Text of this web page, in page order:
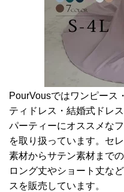
PourVousではワンピース
ティドレス・結婚式ドレ
パーティーにオススメな
を取り扱っています。セ
素材からサテン素材まで
ロング丈やショート丈な
スを販売しています。